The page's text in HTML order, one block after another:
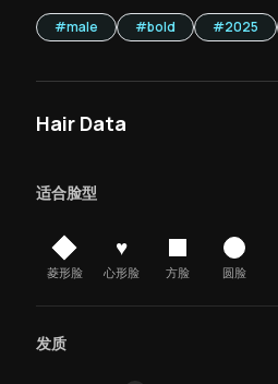
#male #bold #2025
Hair Data
适合脸型
菱形脸
♥
心形脸 方脸 圆脸
发质